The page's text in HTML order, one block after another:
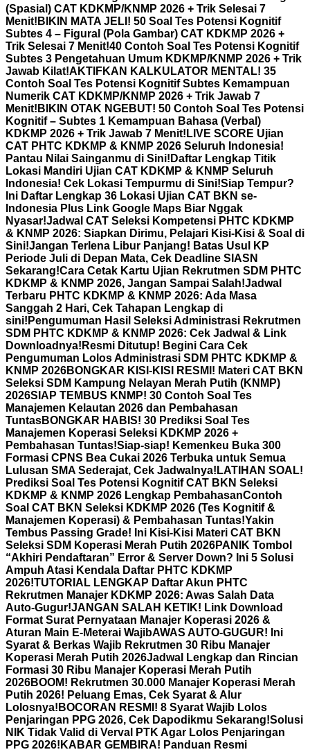
(Spasial) CAT KDKMP/KNMP 2026 + Trik Selesai 7
Menit! BIKIN MATA JELI! 50 Soal Tes Potensi Kognitif
Subtes 4 – Figural (Pola Gambar) CAT KDKMP 2026 +
Trik Selesai 7 Menit!40 Contoh Soal Tes Potensi Kognitif
Subtes 3 Pengetahuan Umum KDKMP/KNMP 2026 + Trik
Jawab Kilat!AKTIFKAN KALKULATOR MENTAL! 35
Contoh Soal Tes Potensi Kognitif Subtes Kemampuan
Numerik CAT KDKMP/KNMP 2026 + Trik Jawab 7
Menit! BIKIN OTAK NGEBUT! 50 Contoh Soal Tes Potensi
Kognitif – Subtes 1 Kemampuan Bahasa (Verbal)
KDKMP 2026 + Trik Jawab 7 Menit! LIVE SCORE Ujian
CAT PHTC KDKMP & KNMP 2026 Seluruh Indonesia!
Pantau Nilai Sainganmu di Sini! Daftar Lengkap Titik
Lokasi Mandiri Ujian CAT KDKMP & KNMP Seluruh
Indonesia! Cek Lokasi Tempurmu di Sini!Siap Tempur?
Ini Daftar Lengkap 36 Lokasi Ujian CAT BKN se-
Indonesia Plus Link Google Maps Biar Nggak
Nyasar!Jadwal CAT Seleksi Kompetensi PHTC KDKMP
& KNMP 2026: Siapkan Dirimu, Pelajari Kisi-Kisi & Soal di
Sini!Jangan Terlena Libur Panjang! Batas Usul KP
Periode Juli di Depan Mata, Cek Deadline SIASN
Sekarang!Cara Cetak Kartu Ujian Rekrutmen SDM PHTC
KDKMP & KNMP 2026, Jangan Sampai Salah!Jadwal
Terbaru PHTC KDKMP & KNMP 2026: Ada Masa
Sanggah 2 Hari, Cek Tahapan Lengkap di
sini! Pengumuman Hasil Seleksi Administrasi Rekrutmen
SDM PHTC KDKMP & KNMP 2026: Cek Jadwal & Link
Downloadnya! Resmi Ditutup! Begini Cara Cek
Pengumuman Lolos Administrasi SDM PHTC KDKMP &
KNMP 2026BONGKAR KISI-KISI RESMI! Materi CAT BKN
Seleksi SDM Kampung Nelayan Merah Putih (KNMP)
2026SIAP TEMBUS KNMP! 30 Contoh Soal Tes
Manajemen Kelautan 2026 dan Pembahasan
TuntasBONGKAR HABIS! 30 Prediksi Soal Tes
Manajemen Koperasi Seleksi KDKMP 2026 +
Pembahasan Tuntas!Siap-siap! Kemenkeu Buka 300
Formasi CPNS Bea Cukai 2026 Terbuka untuk Semua
Lulusan SMA Sederajat, Cek Jadwalnya! LATIHAN SOAL!
Prediksi Soal Tes Potensi Kognitif CAT BKN Seleksi
KDKMP & KNMP 2026 Lengkap PembahasanContoh
Soal CAT BKN Seleksi KDKMP 2026 (Tes Kognitif &
Manajemen Koperasi) & Pembahasan Tuntas!Yakin
Tembus Passing Grade! Ini Kisi-Kisi Materi CAT BKN
Seleksi SDM Koperasi Merah Putih 2026PANIK Tombol
“Akhiri Pendaftaran” Error & Server Down? Ini 5 Solusi
Ampuh Atasi Kendala Daftar PHTC KDKMP
2026!TUTORIAL LENGKAP Daftar Akun PHTC
Rekrutmen Manajer KDKMP 2026: Awas Salah Data
Auto-Gugur!JANGAN SALAH KETIK! Link Download
Format Surat Pernyataan Manajer Koperasi 2026 &
Aturan Main E-Meterai WajibAWAS AUTO-GUGUR! Ini
Syarat & Berkas Wajib Rekrutmen 30 Ribu Manajer
Koperasi Merah Putih 2026Jadwal Lengkap dan Rincian
Formasi 30 Ribu Manajer Koperasi Merah Putih
2026BOOM! Rekrutmen 30.000 Manajer Koperasi Merah
Putih 2026! Peluang Emas, Cek Syarat & Alur
Lolosnya! BOCORAN RESMI! 8 Syarat Wajib Lolos
Penjaringan PPG 2026, Cek Dapodikmu Sekarang!Solusi
NIK Tidak Valid di Verval PTK Agar Lolos Penjaringan
PPG 2026! KABAR GEMBIRA! Panduan Resmi